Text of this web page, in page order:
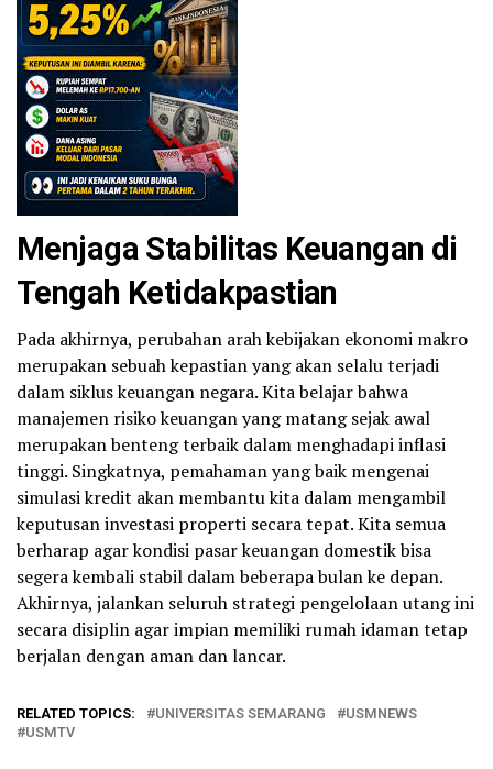
Menjaga Stabilitas Keuangan di
Tengah Ketidakpastian
Pada akhirnya, perubahan arah kebijakan ekonomi makro
merupakan sebuah kepastian yang akan selalu terjadi
dalam siklus keuangan negara. Kita belajar bahwa
manajemen risiko keuangan yang matang sejak awal
merupakan benteng terbaik dalam menghadapi inflasi
tinggi. Singkatnya, pemahaman yang baik mengenai
simulasi kredit akan membantu kita dalam mengambil
keputusan investasi properti secara tepat. Kita semua
berharap agar kondisi pasar keuangan domestik bisa
segera kembali stabil dalam beberapa bulan ke depan.
Akhirnya, jalankan seluruh strategi pengelolaan utang ini
secara disiplin agar impian memiliki rumah idaman tetap
berjalan dengan aman dan lancar.
RELATED TOPICS: UNIVERSITAS SEMARANG
USMNEWS
USMTV